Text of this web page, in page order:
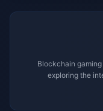
Blockchain
exploring the